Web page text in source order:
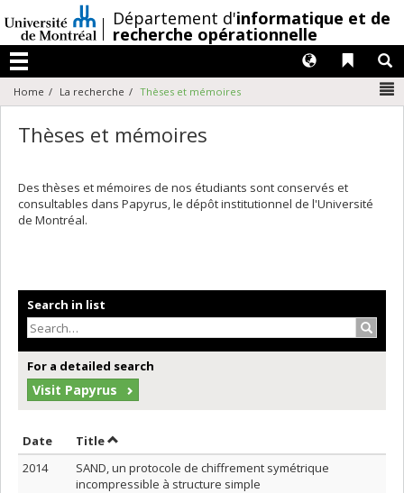
au
contenu
/Département d'informatique et de
recherche opérationnelle
Menu
Liens
Langues
Home La recherche Thèses et mémoires
Thèses et mémoires
Des thèses et mémoires de nos étudiants sont conservés et
consultables dans Papyrus, le dépôt institutionnel de l'Université
de Montréal.
Search in list
For a detailed search
Visit Papyrus
Date Sort by date in ascending order
TitleSort by title in ascending order
2014
SAND, un protocole de chiffrement symétrique
incompressible à structure simple